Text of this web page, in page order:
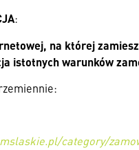
:
na której
istotnych warunków
category/